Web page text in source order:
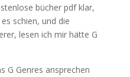
bücher pdf klar,
schien, und die
lesen ich mir hätte G
G Genres ansprechen